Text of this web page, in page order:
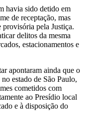
havia sido detido em
de receptação, mas
pela Justiça.
delitos da mesma
estacionamentos e
apontaram ainda que o
estado de São Paulo,
cometidos com
ao Presídio local
e à disposição do